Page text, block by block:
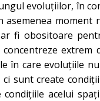
evoluțiilor, în
fi obositoare
extrem
în care evoluțiile
sunt create
acelui